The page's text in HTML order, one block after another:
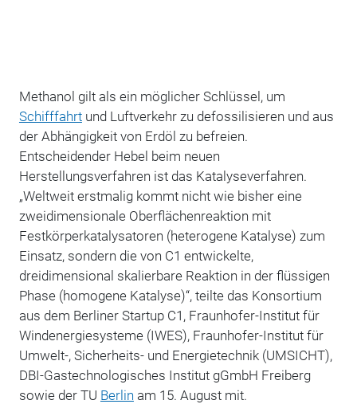
Methanol gilt als ein möglicher Schlüssel, um
Schifffahrtund Luftverkehr zu defossilisieren und aus
der Abhängigkeit von Erdöl zu befreien.
Entscheidender Hebel beim neuen
Herstellungsverfahren ist das Katalyseverfahren.
„Weltweit erstmalig kommt nicht wie bisher eine
zweidimensionale Oberflächenreaktion mit
Festkörperkatalysatoren (heterogene Katalyse) zum
Einsatz, sondern die von C1 entwickelte,
dreidimensional skalierbare Reaktion in der flüssigen
Phase (homogene Katalyse)“, teilte das Konsortium
aus dem Berliner Startup C1, Fraunhofer-Institut für
Windenergiesysteme (IWES), Fraunhofer-Institut für
Umwelt-, Sicherheits- und Energietechnik (UMSICHT),
DBI-Gastechnologisches Institut gGmbH Freiberg
sowie der TU Berlin am 15. August mit.